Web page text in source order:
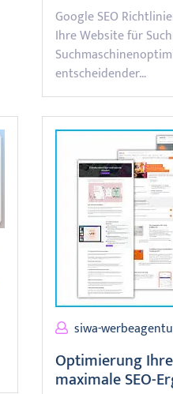
Google SEO
Ihre Website für
entscheidender…
siwa-
Optimierung
maximale SEO-